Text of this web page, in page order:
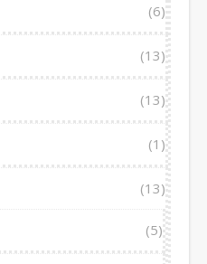
(6)
(13)
(13)
(1)
(13)
(5)